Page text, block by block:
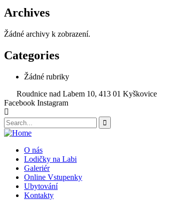
Archives
Žádné archivy k zobrazení.
Categories
Žádné rubriky
Roudnice nad Labem 10, 413 01 Kyškovice
Facebook Instagram
O nás
Lodičky na Labi
Galeriér
Online Vstupenky
Ubytování
Kontakty